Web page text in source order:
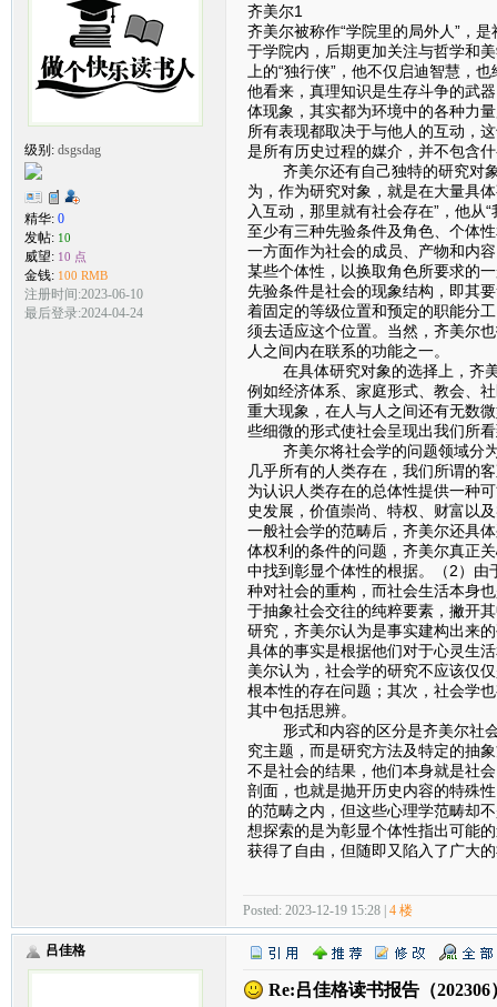
级别: dsgsdag
精华: 0
发帖: 10
威望: 10 点
金钱: 100 RMB
注册时间:2023-06-10
最后登录:2024-04-24
齐美尔1
齐美尔被称作“学院里的局外人”，
于学院内，后期更加关注与哲学和
上的“独行侠”，他不仅启迪智慧，
他看来，真理知识是生存斗争的武
体现象，其实都为环境中的各种力
所有表现都取决于与他人的互动，
是所有历史过程的媒介，并不包含
齐美尔还有自己独特的研究对象
为，作为研究对象，就是在大量具
入互动，那里就有社会存在”，他从
至少有三种先验条件及角色、个体
一方面作为社会的成员、产物和内
某些个体性，以换取角色所要求的
先验条件是社会的现象结构，即其
着固定的等级位置和预定的职能分
须去适应这个位置。当然，齐美尔
人之间内在联系的功能之一。
在具体研究对象的选择上，齐美
例如经济体系、家庭形式、教会、
重大现象，在人与人之间还有无数
些细微的形式使社会呈现出我们所
齐美尔将社会学的问题领域分为
几乎所有的人类存在，我们所谓的
为认识人类存在的总体性提供一种
史发展，价值崇尚、特权、财富以
一般社会学的范畴后，齐美尔还具
体权利的条件的问题，齐美尔真正
中找到彰显个体性的根据。（2）由
种对社会的重构，而社会生活本身
于抽象社会交往的纯粹要素，撇开
研究，齐美尔认为是事实建构出来
具体的事实是根据他们对于心灵生
美尔认为，社会学的研究不应该仅
根本性的存在问题；其次，社会学
其中包括思辨。
形式和内容的区分是齐美尔社会
究主题，而是研究方法及特定的抽
不是社会的结果，他们本身就是社
剖面，也就是抛开历史内容的特殊
的范畴之内，但这些心理学范畴却
想探索的是为彰显个体性指出可能
获得了自由，但随即又陷入了广大
Posted: 2023-12-19 15:28 | 4 楼
吕佳格
Re:吕佳格读书报告（